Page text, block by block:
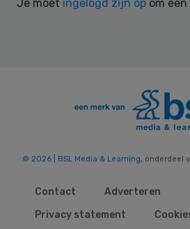
Je moet ingelogd zijn op om
© 2026 | BSL Media & Learning, onderdeel
Contact
Adverteren
Privacy statement